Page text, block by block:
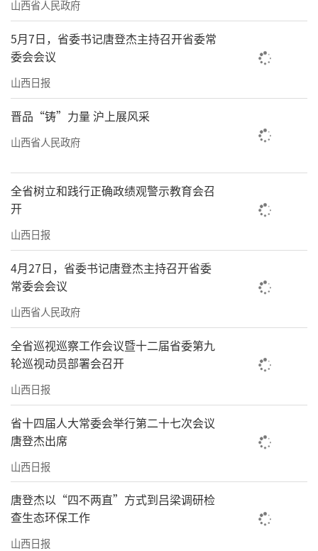
山西省人民政府
5月7日，省委书记唐登杰主持召开省委常
委会会议
山西日报
晋品“铸”力量 沪上展风采
山西省人民政府
全省树立和践行正确政绩观警示教育会召
开
山西日报
4月27日，省委书记唐登杰主持召开省委
常委会会议
山西省人民政府
全省巡视巡察工作会议暨十二届省委第九
轮巡视动员部署会召开
山西日报
省十四届人大常委会举行第二十七次会议
唐登杰出席
山西日报
唐登杰以“四不两直”方式到吕梁调研检
查生态环保工作
山西日报